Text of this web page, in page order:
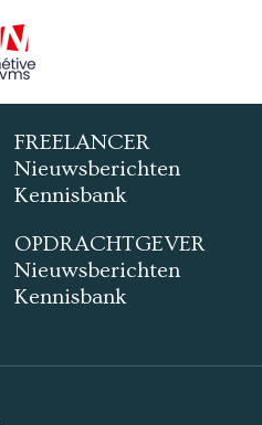
FREELANCER
Nieuwsberichten
Kennisbank
OPDRACHTGEVER
Nieuwsberichten
Kennisbank